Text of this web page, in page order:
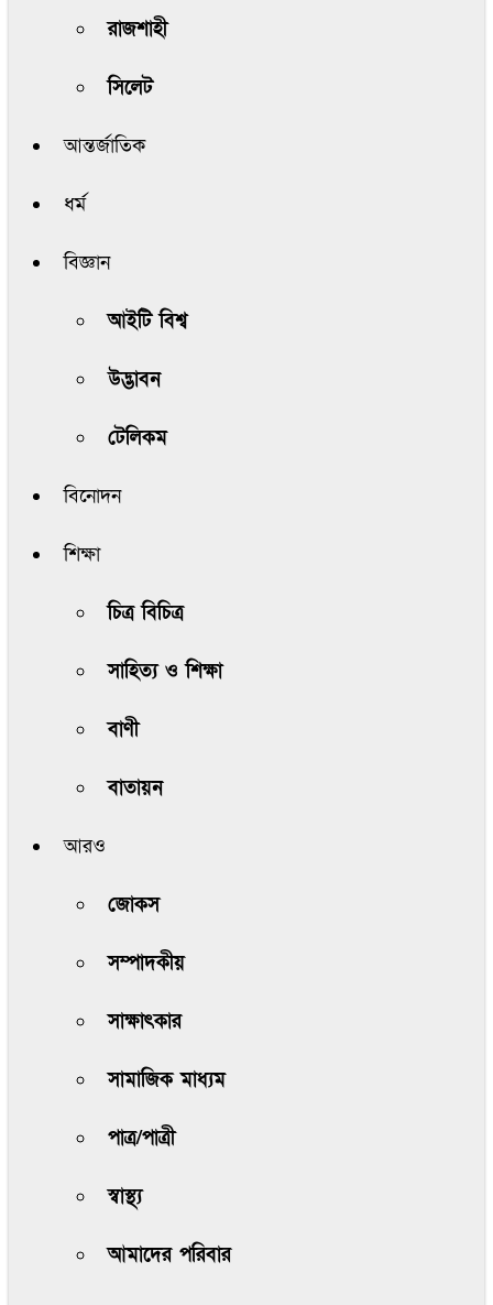
রাজশাহী
সিলেট
আন্তর্জাতিক
ধর্ম
বিজ্ঞান
আইটি বিশ্ব
উদ্ভাবন
টেলিকম
বিনোদন
শিক্ষা
চিত্র বিচিত্র
সাহিত্য ও শিক্ষা
বাণী
বাতায়ন
আরও
জোকস
সম্পাদকীয়
সাক্ষাৎকার
সামাজিক মাধ্যম
পাত্র/পাত্রী
স্বাস্থ্য
আমাদের পরিবার